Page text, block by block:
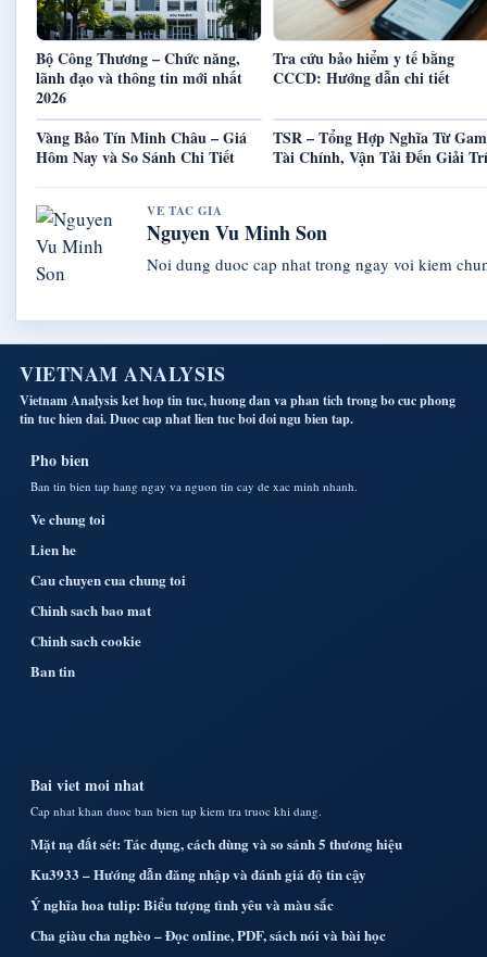
Bộ Công Thương – Chức năng,
lãnh đạo và thông tin mới nhất
2026
Tra cứu bảo hiểm y tế bằng
CCCD: Hướng dẫn chi tiết
Vàng Bảo Tín Minh Châu – Giá
Hôm Nay và So Sánh Chi Tiết
TSR – Tổng Hợp Nghĩa Từ
Tài Chính, Vận Tải Đến Giải Trí
VE TAC GIA
Nguyen Vu Minh Son
Noi dung duoc cap nhat trong ngay voi kiem
VIETNAM ANALYSIS
Vietnam Analysis ket hop tin tuc, huong dan va phan tich trong bo cuc phong
tin tuc hien dai. Duoc cap nhat lien tuc boi doi ngu bien tap.
Pho bien
Ban tin bien tap hang ngay va nguon tin cay de xac minh nhanh.
Ve chung toi
Lien he
Cau chuyen cua chung toi
Chinh sach bao mat
Chinh sach cookie
Ban tin
Bai viet moi nhat
Cap nhat khan duoc ban bien tap kiem tra truoc khi dang.
Mặt nạ đất sét: Tác dụng, cách dùng và so sánh 5 thương hiệu
Ku3933 – Hướng dẫn đăng nhập và đánh giá độ tin cậy
Ý nghĩa hoa tulip: Biểu tượng tình yêu và màu sắc
Cha giàu cha nghèo – Đọc online, PDF, sách nói và bài học